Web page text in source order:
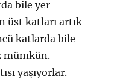
bile yer
üst katları artık
katlarda bile
mümkün.
yaşıyorlar.